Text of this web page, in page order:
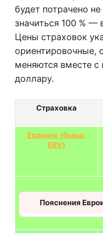
будет потрачено
значиться 100 % —
Цены страховок
ориентировочные,
меняются вместе с
доллару.
Страховка
Евроинс (бывш.
ERV)
Пояснения